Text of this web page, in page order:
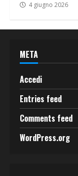
4 giugno 2026
META
Accedi
Entries feed
Comments feed
WordPress.org